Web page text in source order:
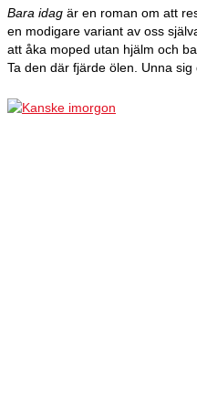
Bara idag är en roman om att
en modigare variant av oss
att åka moped utan hjälm och
Ta den där fjärde ölen. Unna sig